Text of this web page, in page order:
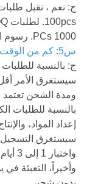
100pcs. لطلبات ODM ، MOQ
1000 PCs. رسوم القالب سيتم تحصيلها وفقا للتصميم.
س5: كم من الوقت سيستغرق لإكمال الطلب؟
ج: بالنسبة
سيستغرق الأمر أقل من 3 أيام لإعداد
ومدة الشحن تعتمد على
بالنسبة للطلبات
إعداد المواد،
واختبار 1 إلى 3 أيام عمل،